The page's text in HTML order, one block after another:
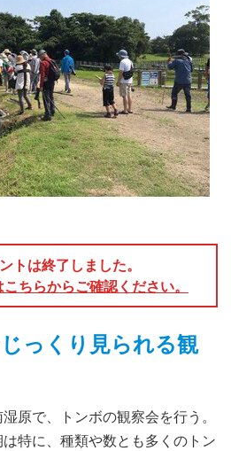
トは終了しました。
ちらからご確認ください。
っくり見られる観
原で、トンボの観察会を行う。
特に、種類や数とも多くのトン